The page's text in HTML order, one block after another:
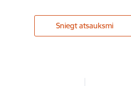
Sniegt atsauksmi